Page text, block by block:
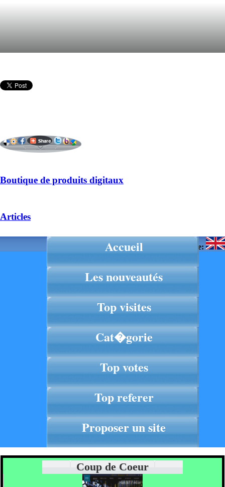
Boutique de produits digitaux
Articles
Langue:
Accueil
Les nouveautés
Top visites
Cat�gorie
Top votes
Top referer
Proposer un site
Coup de Coeur